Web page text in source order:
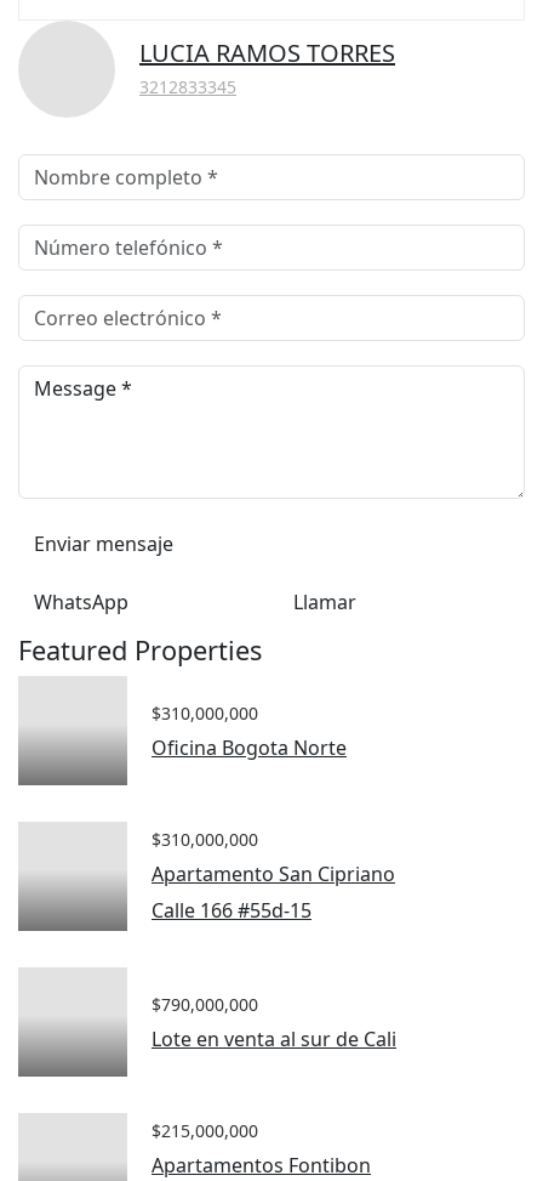
LUCIA RAMOS TORRES
3212833345
Enviar mensaje
WhatsApp Llamar
Featured Properties
$310,000,000
Oficina Bogota Norte
$310,000,000
Apartamento San Cipriano
Calle 166 #55d-15
$790,000,000
Lote en venta al sur de Cali
$215,000,000
Apartamentos Fontibon